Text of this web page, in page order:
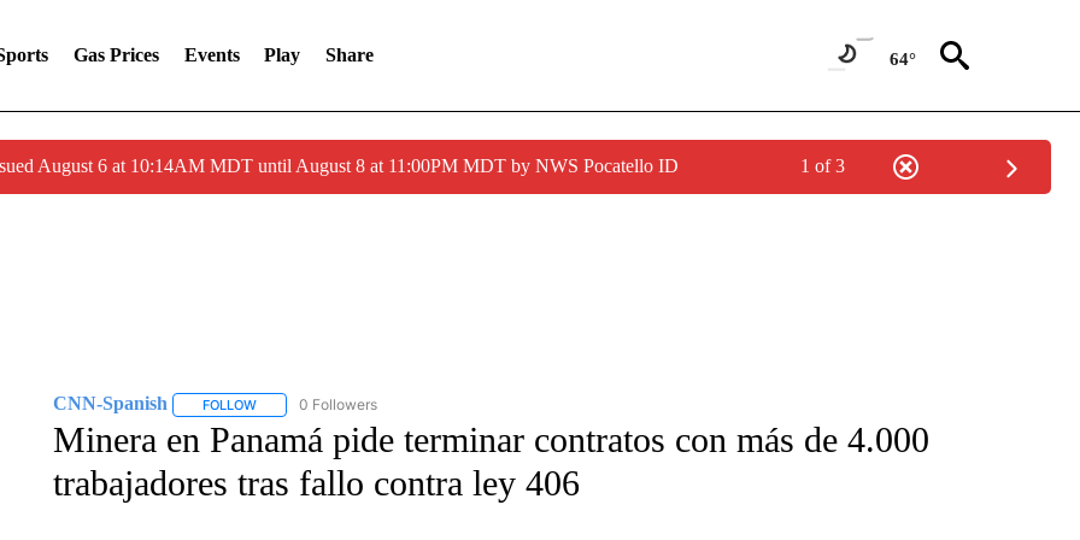
Gas Prices Events Play Share 64°
August 6 at 10:14AM MDT until August 8 at 11:00PM MDT by NWS Pocatello ID 1 of 3
CNN-Spanish FOLLOWFOLLOW "CNN-SPANISH" TO RECEIVE NOTIFICATIONS ABOUT NEW PAGES ON "CNN-SPANISH".
0 Followers
Minera en Panamá pide terminar contratos con más de 4.000
trabajadores tras fallo contra ley 406